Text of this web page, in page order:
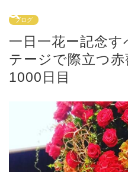
ブログ
一日一花ー記念
テージで際立つ
1000日目